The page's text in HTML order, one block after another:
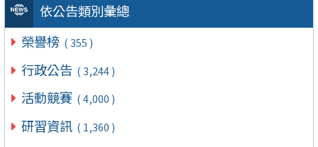
依公告類別彙總
榮譽榜 ( 355 )
行政公告 ( 3,244 )
活動競賽 ( 4,000 )
研習資訊 ( 1,360 )